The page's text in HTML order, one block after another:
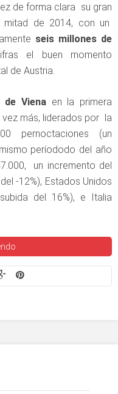
de forma clara su gran
de 2014, con un
seis millones de
el buen momento
de Austria.
Vienaen la primera
más, liderados por la
pernoctaciones (un
períododo del año
un incremento del
-12%), Estados Unidos
del 16%), e Italia